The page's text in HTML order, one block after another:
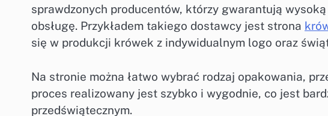
sprawdzonych producentów, którzy gwarantują
obsługę. Przykładem takiego dostawcy jest strona
się w produkcji krówek z indywidualnym logo oraz
Na stronie można łatwo wybrać rodzaj opakowania,
proces realizowany jest szybko i wygodnie, co jest
przedświątecznym.